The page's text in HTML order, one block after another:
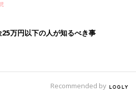
25万円以下の人が知るべき事
Recommended by